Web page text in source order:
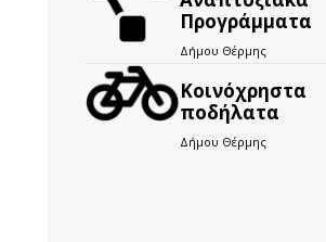
Προγράμματα
Δήμου Θέρμης
Kοινόχρηστα
ποδήλατα
Δήμου Θέρμης